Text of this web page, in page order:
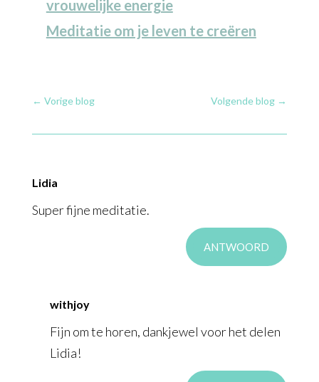
vrouwelijke energie
Meditatie om je leven te creëren
← Vorige blog Volgende blog →
Lidia
Super fijne meditatie.
ANTWOORD
withjoy
Fijn om te horen, dankjewel voor het delen
Lidia!